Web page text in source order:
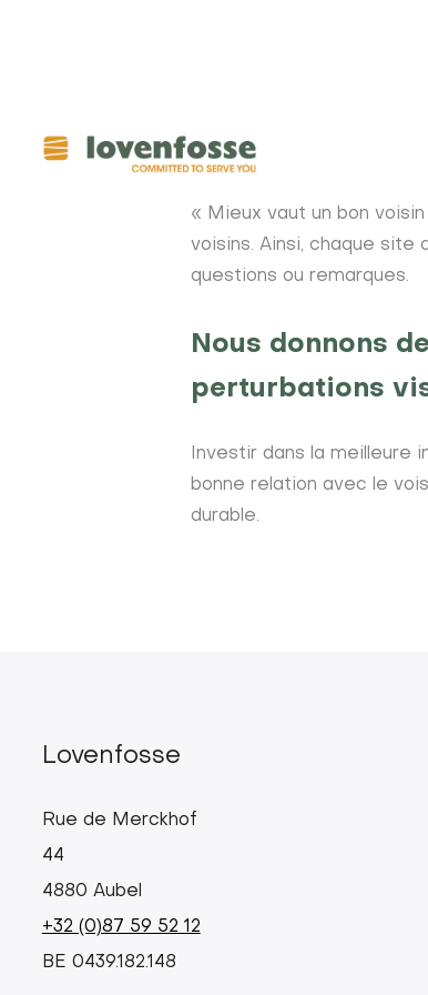
main
menu
« Mieux vaut un bon
voisins. Ainsi, chaque site
questions ou remarques.
Nous donnons
perturbations
Investir dans la meilleure
bonne relation avec le
durable.
Lovenfosse
Rue de Merckhof
44
4880 Aubel
+32 (0)87 59 52 12
BE 0439.182.148